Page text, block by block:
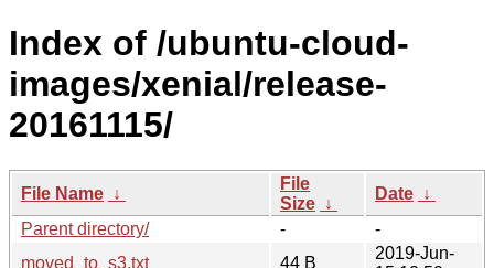
Index of /ubuntu-cloud-
images/xenial/release-
20161115/
File Name ↓
File
Size ↓
Date ↓
Parent directory/
-
-
moved_to_s3.txt
44 B
2019-Jun-